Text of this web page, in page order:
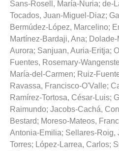
Sans-Rosell, María-Nuria; de-
Tocados, Juan-Miguel-Diaz;
Bermúdez-López, Marcelino;
Martínez-Bardaji, Ana;
Aurora; Sanjuan, Auria-Eritja;
Fuentes, Rosemary-
María-del-Carmen; Ruiz-
Ravassa, Francisco-O'Valle;
Ramírez-Tortosa, César-Luis;
Raimundo; Jacobs-Cachá,
Bestard; Moreso-Mateos,
Antonia-Emilia; Sellares-Roig,
Torres; López-Larrea, Carlos;